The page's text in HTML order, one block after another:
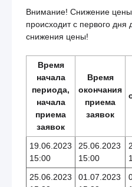
Внимание! Снижение
происходит с первого дня
снижения цены!
Время
начала
периода,
начала
приема
заявок
Время
окончания
приема
заявок
19.06.2023
15:00
25.06.2023
15:00
25.06.2023
01.07.2023